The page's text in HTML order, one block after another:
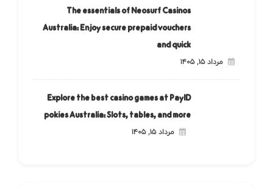
The essentials of Neosurf Casinos
Australia: Enjoy secure prepaid vouchers
and quick
مرداد ۱۵, ۱۴۰۵
Explore the best casino games at PayID
pokies Australia: Slots, tables, and more
مرداد ۱۵, ۱۴۰۵